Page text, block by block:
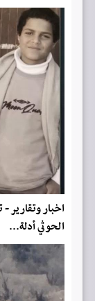
اخبار وتقارير
الحوثي أدلة...